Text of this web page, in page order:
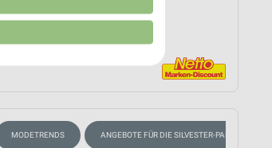
MODETRENDS ANGEBOTE FÜR DIE SILVESTER-PARTY